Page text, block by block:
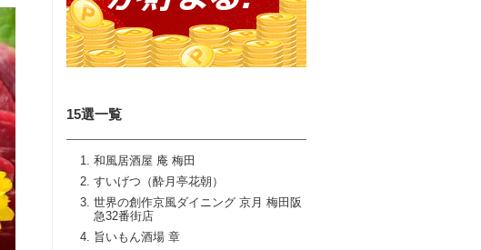
15選一覧
和風居酒屋 庵 梅田
すいげつ（酔月亭花朝）
世界の創作京風ダイニング 京月 梅田阪
急32番街店
旨いもん酒場 章